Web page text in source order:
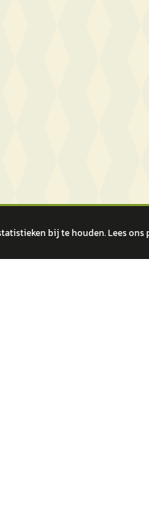
bij te houden. Lees ons